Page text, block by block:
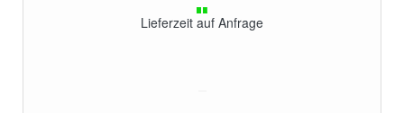
Lieferzeit auf Anfrage